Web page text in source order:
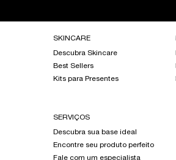
SKINCARE
Descubra Skincare
Best Sellers
Kits para Presentes
SERVIÇOS
Descubra sua base ideal
Encontre seu produto perfeito
Fale com um especialista